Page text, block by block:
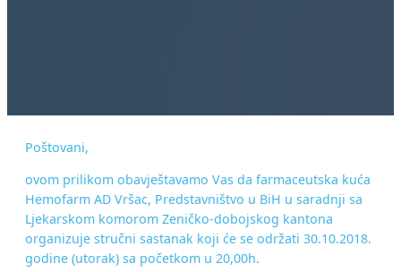
Poštovani,
ovom prilikom obavještavamo Vas da farmaceutska kuća
Hemofarm AD Vršac, Predstavništvo u BiH u saradnji sa
Ljekarskom komorom Zeničko-dobojskog kantona
organizuje stručni sastanak koji će se održati 30.10.2018.
godine (utorak) sa početkom u 20,00h.